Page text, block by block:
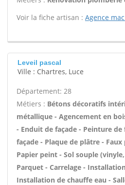
Voir la fiche artisan : Agence
Leveil pascal
Ville : Chartres, Luce
Département: 28
Métiers : Bétons décoratifs
métallique - Agencement en
- Enduit de façade - Peinture
façade - Plaque de plâtre -
Papier peint - Sol souple
Parquet - Carrelage -
Installation de chauffe eau -